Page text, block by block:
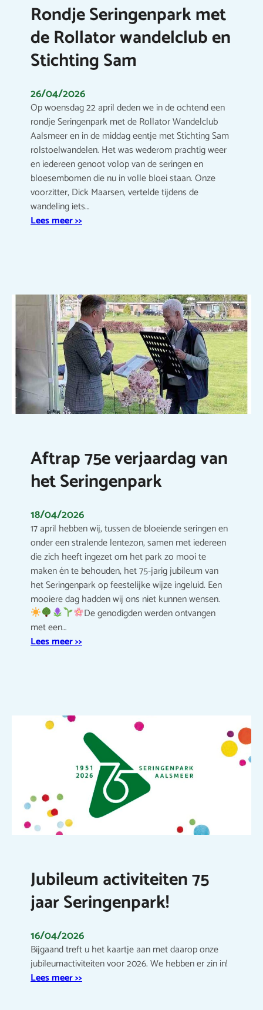
Rondje Seringenpark met
de Rollator wandelclub en
Stichting Sam
26/04/2026
Op woensdag 22 april deden we in de ochtend een
rondje Seringenpark met de Rollator Wandelclub
Aalsmeer en in de middag eentje met Stichting Sam
rolstoelwandelen. Het was wederom prachtig weer
en iedereen genoot volop van de seringen en
bloesembomen die nu in volle bloei staan. Onze
voorzitter, Dick Maarsen, vertelde tijdens de
wandeling iets…
Lees meer >>
Aftrap 75e verjaardag van
het Seringenpark
18/04/2026
17 april hebben wij, tussen de bloeiende seringen en
onder een stralende lentezon, samen met iedereen
die zich heeft ingezet om het park zo mooi te
maken én te behouden, het 75-jarig jubileum van
het Seringenpark op feestelijke wijze ingeluid. Een
mooiere dag hadden wij ons niet kunnen wensen.
De genodigden werden ontvangen
met een…
Lees meer >>
Jubileum activiteiten 75
jaar Seringenpark!
16/04/2026
Bijgaand treft u het kaartje aan met daarop onze
jubileumactiviteiten voor 2026. We hebben er zin in!
Lees meer >>